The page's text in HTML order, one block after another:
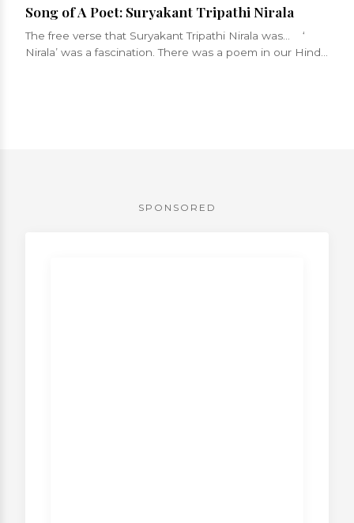
Song of A Poet: Suryakant Tripathi Nirala
The free verse that Suryakant Tripathi Nirala was... ‘
Nirala’ was a fascination. There was a poem in our Hindi
SPONSORED